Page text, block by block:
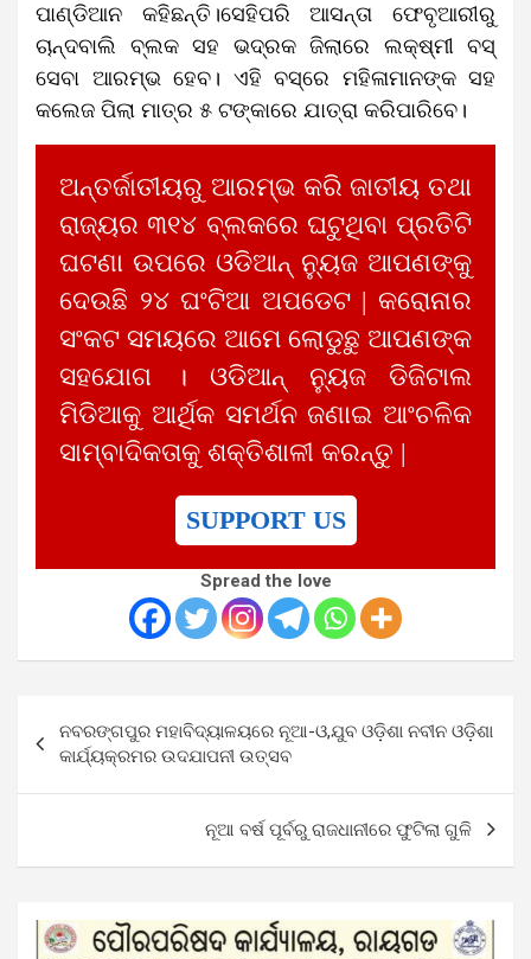
ପାଣ୍ଡିଆନ କହିଛନ୍ତି।ସେହିପରି ଆସନ୍ତା ଫେବୃଆରୀରୁ
ଚାନ୍ଦବାଲି ବ୍ଲକ ସହ ଭଦ୍ରକ ଜିଲାରେ ଲକ୍ଷ୍ମୀ ବସ୍
ସେବା ଆରମ୍ଭ ହେବ। ଏହି ବସ୍‌ରେ ମହିଳାମାନଙ୍କ ସହ
କଲେଜ ପିଲା ମାତ୍ର ୫ ଟଙ୍କାରେ ଯାତ୍ରା କରିପାରିବେ।
ଅନ୍ତର୍ଜାତୀୟରୁ ଆରମ୍ଭ କରି ଜାତୀୟ ତଥା
ରାଜ୍ୟର ୩୧୪ ବ୍ଲକରେ ଘଟୁଥିବା ପ୍ରତିଟି
ଘଟଣା ଉପରେ ଓଡିଆନ୍ ନ୍ୟୁଜ ଆପଣଙ୍କୁ
ଦେଉଛି ୨୪ ଘଂଟିଆ ଅପଡେଟ | କରୋନାର
ସଂକଟ ସମୟରେ ଆମେ ଲୋଡୁଛୁ ଆପଣଙ୍କ
ସହଯୋଗ । ଓଡିଆନ୍ ନ୍ୟୁଜ ଡିଜିଟାଲ
ମିଡିଆକୁ ଆର୍ଥିକ ସମର୍ଥନ ଜଣାଇ ଆଂଚଳିକ
ସାମ୍ବାଦିକତାକୁ ଶକ୍ତିଶାଳୀ କରନ୍ତୁ |
SUPPORT US
Spread the love
navigation
ନବରଙ୍ଗପୁର ମହାବିଦ୍ୟାଳୟରେ ନୂଆ-ଓ,ଯୁବ ଓଡ଼ିଶା ନବୀନ ଓଡ଼ିଶା
କାର୍ଯ୍ୟକ୍ରମର ଉଦଯାପନୀ ଉତ୍ସବ
ନୂଆ ବର୍ଷ ପୂର୍ବରୁ ରାଜଧାନୀରେ ଫୁଟିଲା ଗୁଳି